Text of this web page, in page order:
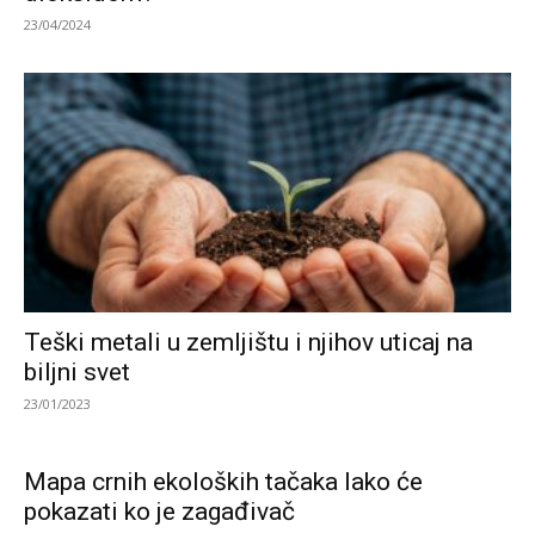
23/04/2024
Teški metali u zemljištu i njihov uticaj na
biljni svet
23/01/2023
Mapa crnih ekoloških tačaka lako će
pokazati ko je zagađivač